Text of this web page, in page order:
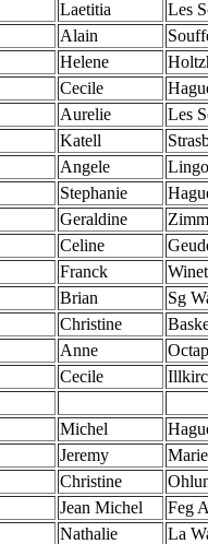
Laetitia
Les
Alain
Helene
Cecile
Aurelie
Les
Katell
Angele
Stephanie
Geraldine
Celine
Franck
Brian
Sg
Christine
Anne
Cecile
Michel
Jeremy
Christine
Jean Michel
Feg
Nathalie
La